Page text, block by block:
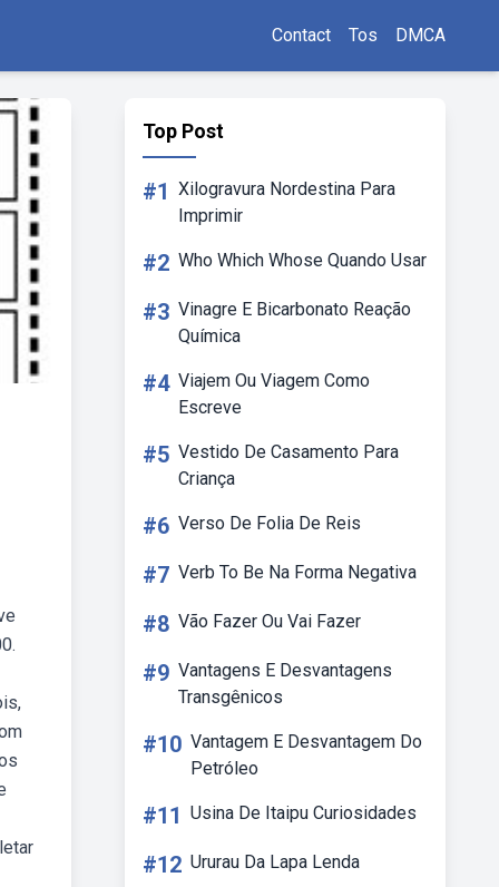
Contact Tos DMCA
Top Post
#1 Xilogravura Nordestina Para
Imprimir
#2 Who Which Whose Quando Usar
#3 Vinagre E Bicarbonato Reação
Química
#4 Viajem Ou Viagem Como
Escreve
#5 Vestido De Casamento Para
Criança
#6 Verso De Folia De Reis
#7 Verb To Be Na Forma Negativa
#8 Vão Fazer Ou Vai Fazer
#9 Vantagens E Desvantagens
Transgênicos
#10 Vantagem E Desvantagem Do
Petróleo
#11 Usina De Itaipu Curiosidades
#12 Ururau Da Lapa Lenda